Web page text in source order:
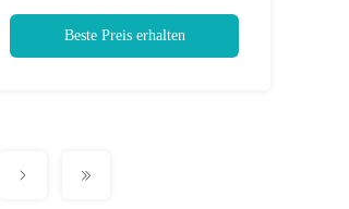
Beste Preis erhalten